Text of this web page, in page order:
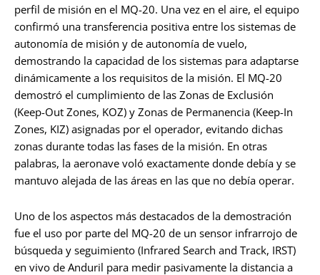
perfil de misión en el MQ-20. Una vez en el aire, el equipo
confirmó una transferencia positiva entre los sistemas de
autonomía de misión y de autonomía de vuelo,
demostrando la capacidad de los sistemas para adaptarse
dinámicamente a los requisitos de la misión. El MQ-20
demostró el cumplimiento de las Zonas de Exclusión
(Keep-Out Zones, KOZ) y Zonas de Permanencia (Keep-In
Zones, KIZ) asignadas por el operador, evitando dichas
zonas durante todas las fases de la misión. En otras
palabras, la aeronave voló exactamente donde debía y se
mantuvo alejada de las áreas en las que no debía operar.
Uno de los aspectos más destacados de la demostración
fue el uso por parte del MQ-20 de un sensor infrarrojo de
búsqueda y seguimiento (Infrared Search and Track, IRST)
en vivo de Anduril para medir pasivamente la distancia a